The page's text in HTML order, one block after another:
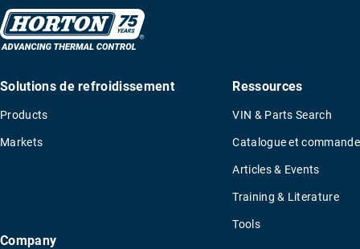
Solutions de refroidissement
Products
Markets
Ressources
VIN & Parts Search
Catalogue et commande
Articles & Events
Training & Literature
Tools
Company